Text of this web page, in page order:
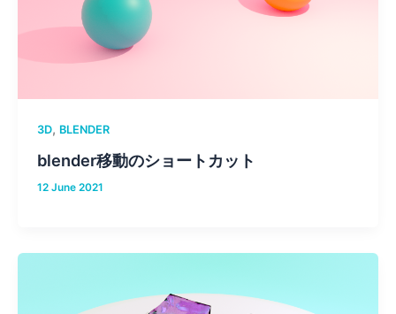
3D, BLENDER
blender移動のショートカット
12 June 2021